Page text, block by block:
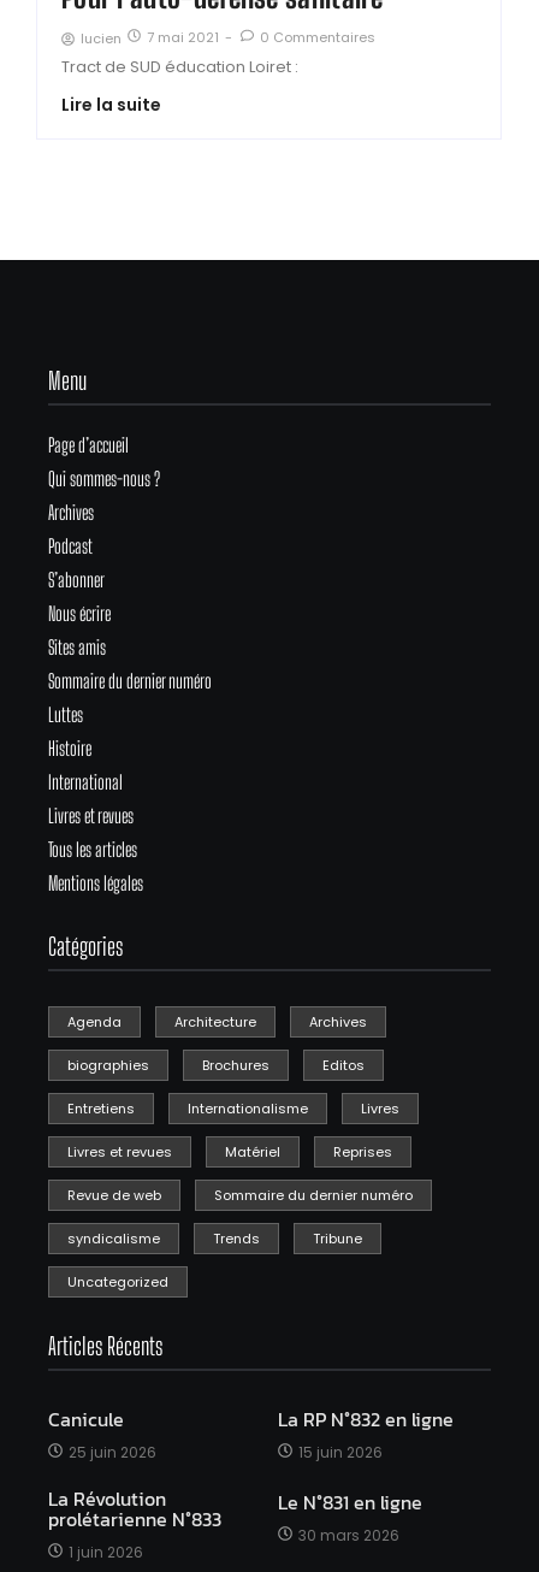
lucien 7 mai 2021 - 0 Commentaires
Tract de SUD éducation Loiret :
Lire la suite
Menu
Page d’accueil
Qui sommes-nous ?
Archives
Podcast
S’abonner
Nous écrire
Sites amis
Sommaire du dernier numéro
Luttes
Histoire
International
Livres et revues
Tous les articles
Mentions légales
Catégories
Agenda Architecture Archives
biographies Brochures Editos
Entretiens Internationalisme Livres
Livres et revues Matériel Reprises
Revue de web Sommaire du dernier numéro
syndicalisme Trends Tribune
Uncategorized
Articles Récents
Canicule
25 juin 2026
La RP N°832 en ligne
15 juin 2026
La Révolution
prolétarienne N°833
1 juin 2026
Le N°831 en ligne
30 mars 2026